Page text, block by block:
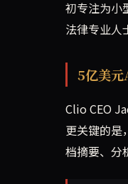
初专注为小
法律专业人
5亿美
Clio CEO
更关键的
档摘要、分